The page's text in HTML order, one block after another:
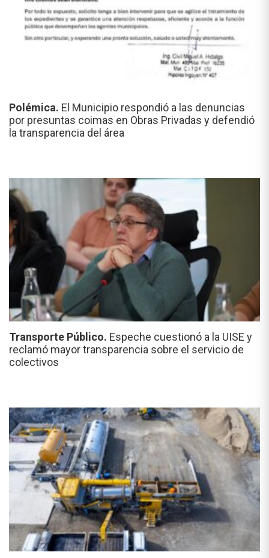
Polémica. El Municipio respondió a las denuncias
por presuntas coimas en Obras Privadas y defendió
la transparencia del área
Transporte Público. Espeche cuestionó a la UISE y
reclamó mayor transparencia sobre el servicio de
colectivos